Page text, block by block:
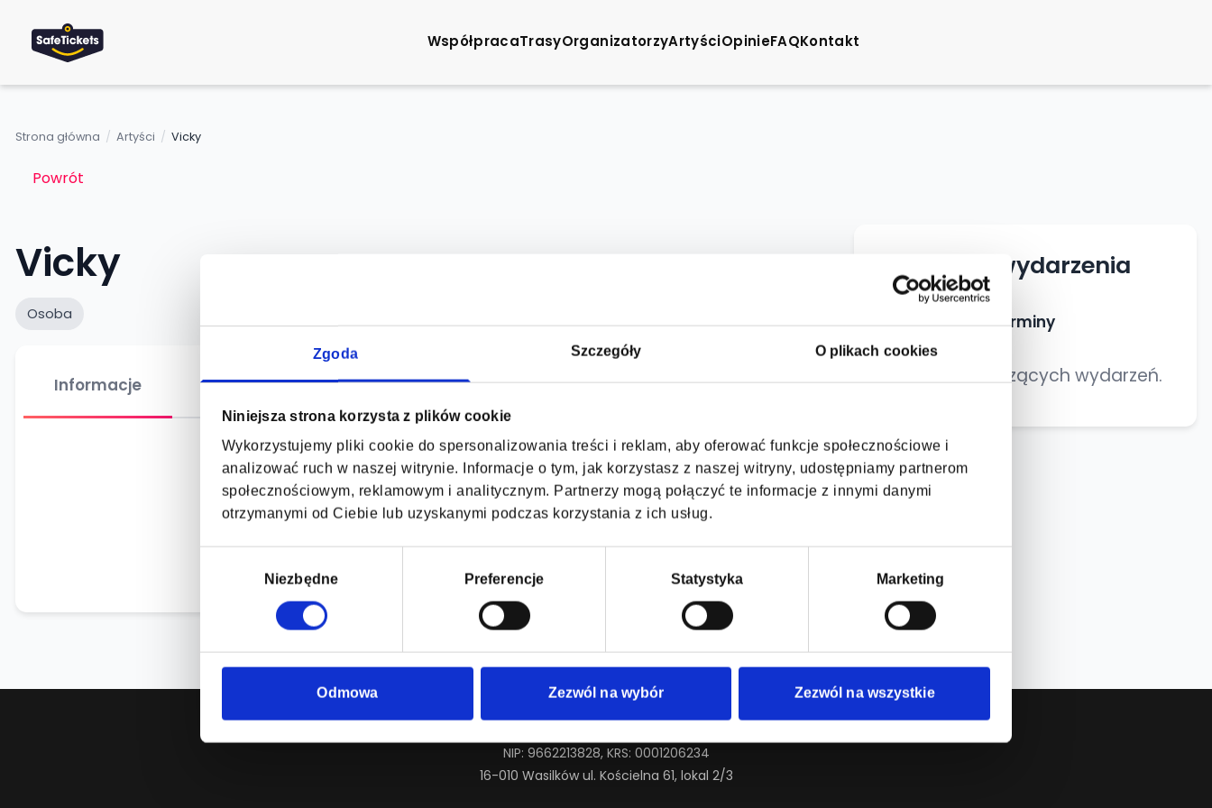
Zgoda Szczegóły O plikach cookies
Niniejsza strona korzysta z plików cookie
Wykorzystujemy pliki cookie do spersonalizowania treści i reklam, aby oferować funkcje społecznościowe i
analizować ruch w naszej witrynie. Informacje o tym, jak korzystasz z naszej witryny, udostępniamy partnerom
społecznościowym, reklamowym i analitycznym. Partnerzy mogą połączyć te informacje z innymi danymi
otrzymanymi od Ciebie lub uzyskanymi podczas korzystania z ich usług.
Niezbędne Preferencje Statystyka Marketing
Odmowa Zezwól na wybór Zezwól na wszystkie
WspółpracaTrasyOrganizatorzyArtyściOpinieFAQKontakt
Strona główna / Artyści / Vicky
Powrót
Vicky
Osoba
Informacje
Brak szczegółowych informacji o artyście.
Najbliższe wydarzenia
Nadchodzące terminy
Brak nadchodzących wydarzeń.
NIP: 9662213828, KRS: 0001206234
16-010 Wasilków ul. Kościelna 61, lokal 2/3